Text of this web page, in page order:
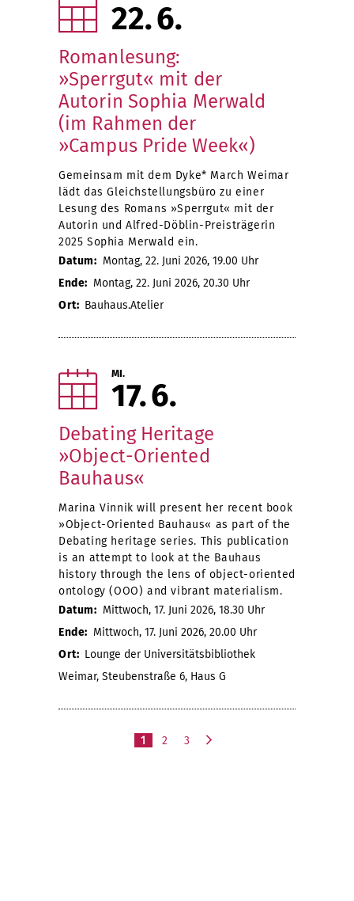
22 6
Romanlesung:
»Sperrgut« mit der
Autorin Sophia Merwald
(im Rahmen der
»Campus Pride Week«)
Gemeinsam mit dem Dyke* March Weimar
lädt das Gleichstellungsbüro zu einer
Lesung des Romans »Sperrgut« mit der
Autorin und Alfred-Döblin-Preisträgerin
2025 Sophia Merwald ein.
Datum: Montag, 22. Juni 2026, 19.00 Uhr
Ende: Montag, 22. Juni 2026, 20.30 Uhr
Ort: Bauhaus.Atelier
MI.
17 6
Debating Heritage
»Object-Oriented
Bauhaus«
Marina Vinnik will present her recent book
»Object-Oriented Bauhaus« as part of the
Debating heritage series. This publication
is an attempt to look at the Bauhaus
history through the lens of object-oriented
ontology (OOO) and vibrant materialism.
Datum: Mittwoch, 17. Juni 2026, 18.30 Uhr
Ende: Mittwoch, 17. Juni 2026, 20.00 Uhr
Ort: Lounge der Universitätsbibliothek
Weimar, Steubenstraße 6, Haus G
1 2
3